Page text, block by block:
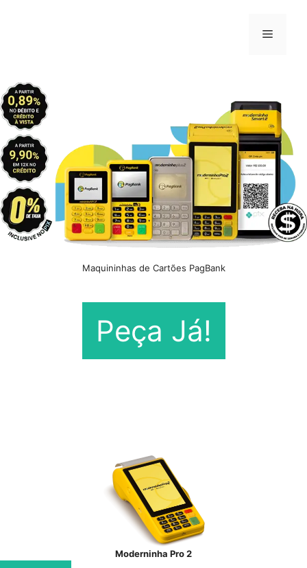
Menu
Maquininhas de Cartões PagBank
Peça Já!
Moderninha Pro 2